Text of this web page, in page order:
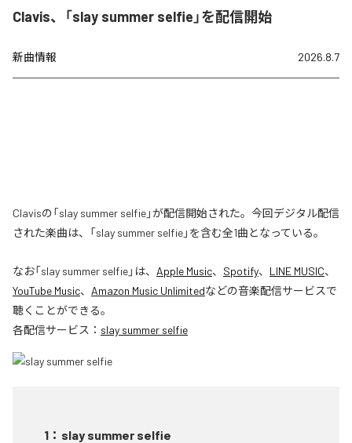
Clavis、「slay summer selfie」を配信開始
新曲情報 2026.8.7
Clavisの「slay summer selfie」が配信開始された。今回デジタル配信
された楽曲は、「slay summer selfie」を含む全1曲となっている。
なお「slay summer selfie」は、 Apple Music、 Spotify、 LINE MUSIC、
YouTube Music、 Amazon Music Unlimitedなどの音楽配信サービスで
聴くことができる。
各配信サービス： slay summer selfie
1 ： slay summer selfie